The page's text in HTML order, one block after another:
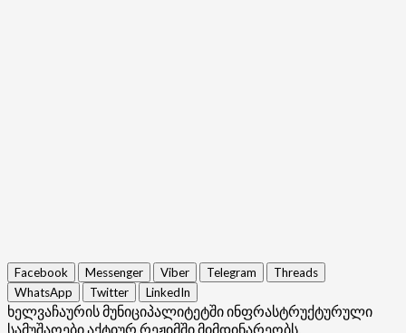
Facebook Messenger Viber Telegram
Threads
WhatsApp
Twitter LinkedIn
ხელვაჩაურის მუნიციპალიტეტში ინფრასტრუქტურული
სამუშაოები აქტიურ რეჟიმში მიმდინარეობს.